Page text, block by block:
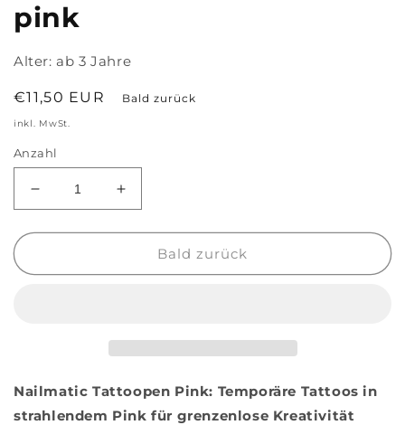
pink
Alter: ab 3 Jahre
Normaler
Preis
€11,50 EUR Bald zurück
inkl. MwSt.
Anzahl
Verringere
die
Menge
Nailmatic
Erhöhe
die
Menge
Nailmatic
Bald zurück
Nailmatic Tattoopen Pink: Temporäre Tattoos in
strahlendem Pink für grenzenlose Kreativität